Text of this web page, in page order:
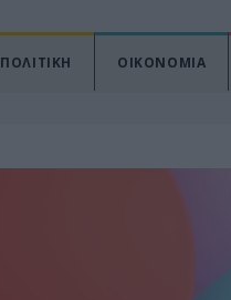
ΠΟΛΙΤΙΚΗ ΟΙΚΟΝΟΜΙΑ